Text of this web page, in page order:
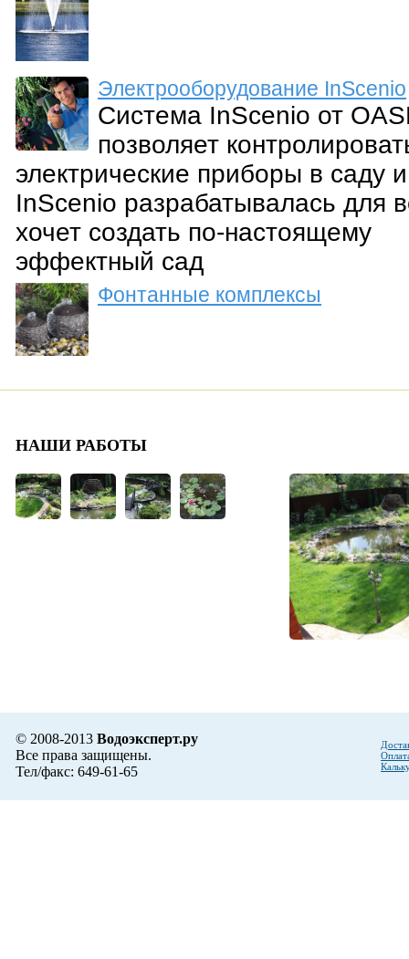
Электрооборудование InScenio
Система InScenio от
позволяет
электрические приборы в саду
InScenio разрабатывалась для
хочет создать по-настоящему
эффектный сад
Фонтанные комплексы
НАШИ РАБОТЫ
© 2008-2013 Водоэксперт.ру
Все права защищены.
Тел/факс: 649-61-65